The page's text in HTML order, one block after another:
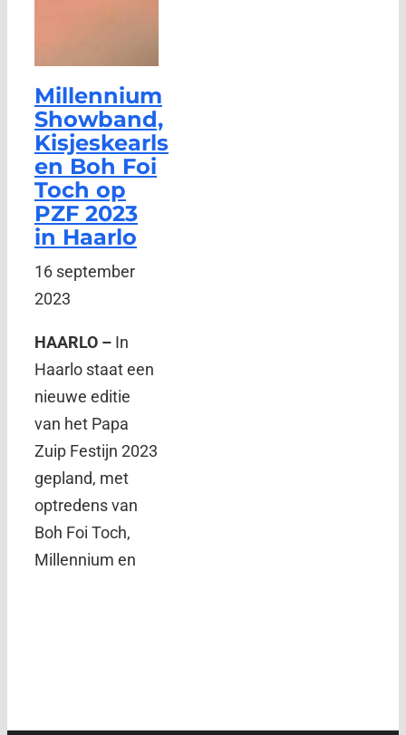
Millennium
Showband,
Kisjeskearls
en Boh Foi
Toch op
PZF 2023
in Haarlo
16 september
2023
HAARLO – In
Haarlo staat een
nieuwe editie
van het Papa
Zuip Festijn 2023
gepland, met
optredens van
Boh Foi Toch,
Millennium en